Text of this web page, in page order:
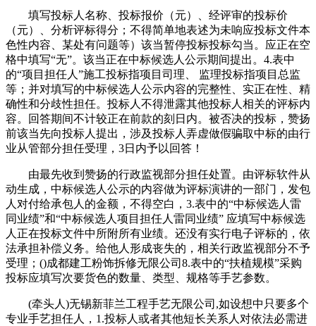
填写投标人名称、投标报价（元）、经评审的投标价
（元）、分析评标得分；不得简单地表述为未响应投标文件本
色性内容、某处有问题等）该当暂停投标投标勾当。应正在空
格中填写“无”。该当正在中标候选人公示期间提出。4.表中
的“项目担任人”施工投标指项目司理、 监理投标指项目总监
等；并对填写的中标候选人公示内容的完整性、实正在性、精
确性和分歧性担任。投标人不得泄露其他投标人相关的评标内
容。回答期间不计较正在前款的刻日内。被否决的投标，赞扬
前该当先向投标人提出，涉及投标人弄虚做假骗取中标的由行
业从管部分担任受理，3日内予以回答！
由最先收到赞扬的行政监视部分担任处置。由评标软件从
动生成，中标候选人公示的内容做为评标演讲的一部门，发包
人对付给承包人的金额，不得空白，3.表中的“中标候选人雷
同业绩”和“中标候选人项目担任人雷同业绩” 应填写中标候选
人正在投标文件中所附所有业绩。还没有实行电子评标的，依
法承担补偿义务。给他人形成丧失的，相关行政监视部分不予
受理；()成都建工粉饰拆修无限公司8.表中的“扶植规模”采购
投标应填写次要货色的数量、类型、规格等手艺参数。
(牵头人)无锡新菲兰工程手艺无限公司,如设想中只要多个
专业手艺担任人，1.投标人或者其他短长关系人对依法必需进